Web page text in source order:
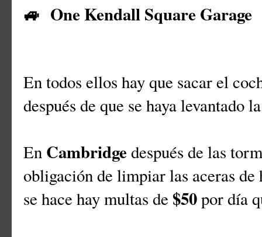
🚙 One Kendall Square Garage
En todos ellos hay que sacar el
después de que se haya levantado
En Cambridge después de las
obligación de limpiar las aceras de
se hace hay multas de $50por día